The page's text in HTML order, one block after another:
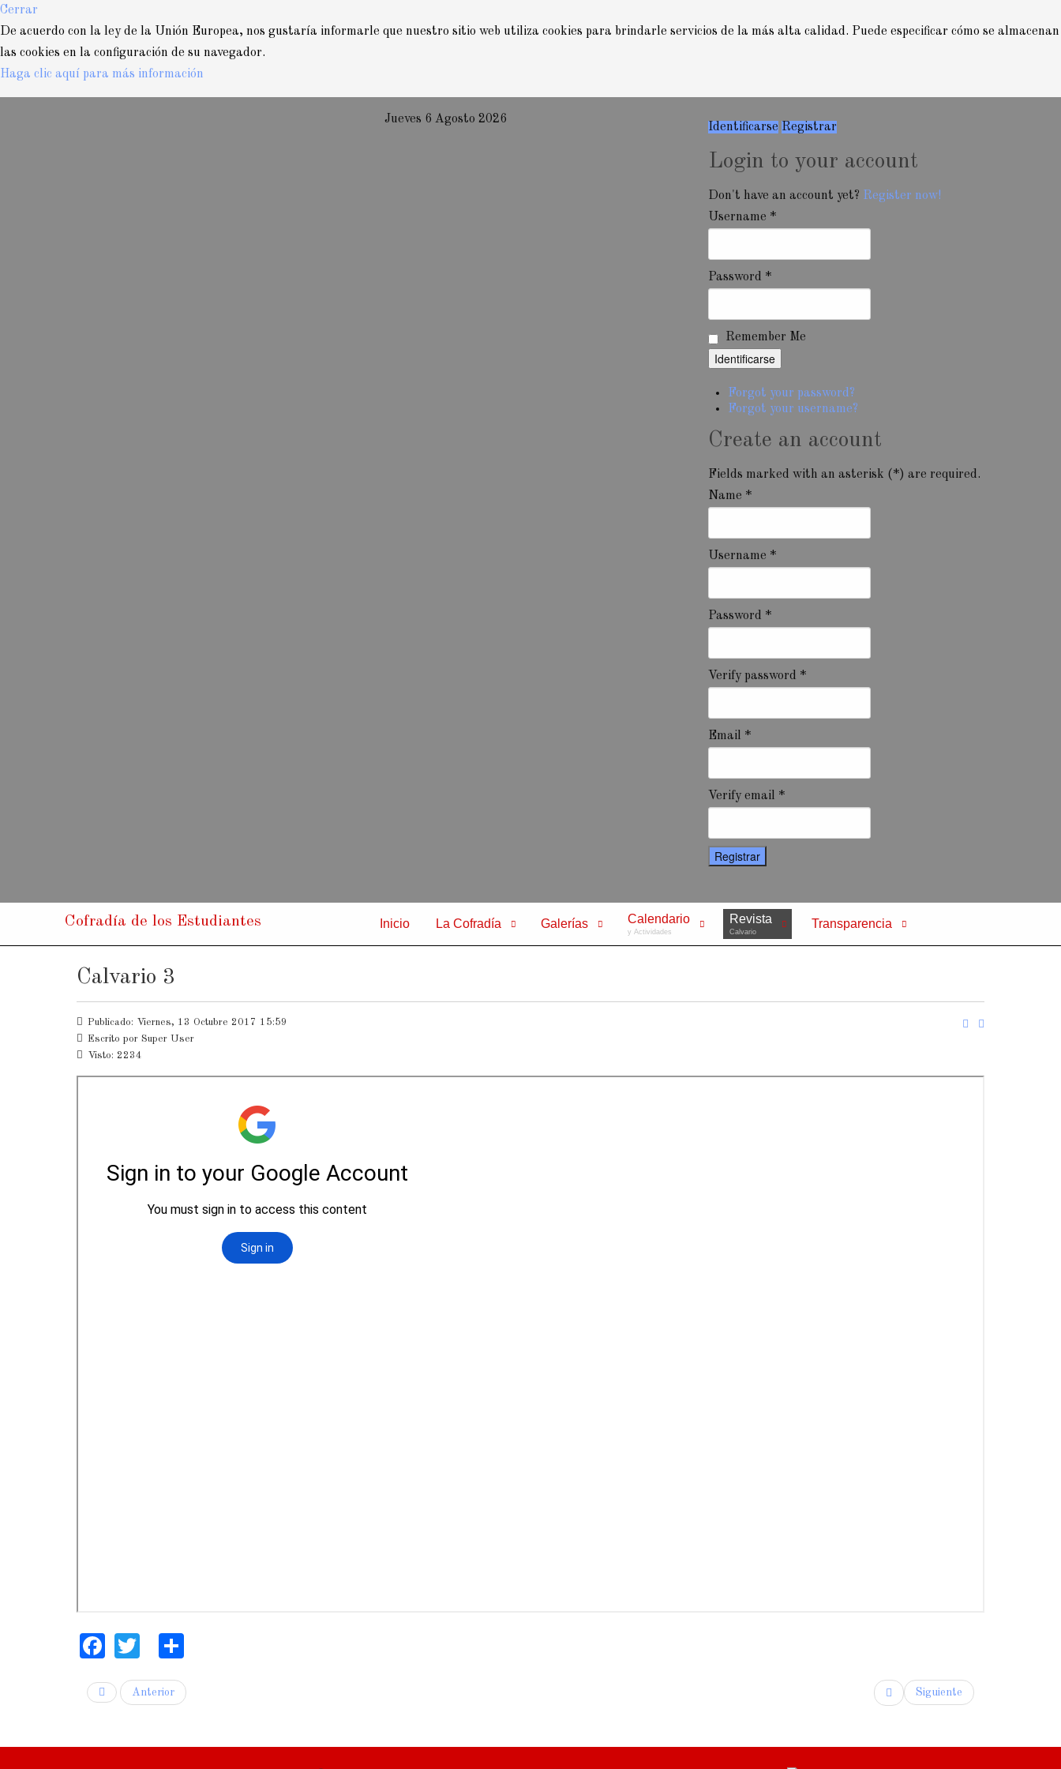
Cerrar
De acuerdo con la ley de la Unión Europea, nos gustaría informarle que nuestro sitio web utiliza cookies para brindarle servicios de la más alta calidad. Puede especificar cómo se almacenan
las cookies en la configuración de su navegador.
Haga clic aquí para más información
Jueves 6 Agosto 2026
Identificarse Registrar
Login to your account
Don't have an account yet? Register now!
Username *
Password *
Remember Me
Forgot your password?
Forgot your username?
Create an account
Fields marked with an asterisk (*) are required.
Name *
Username *
Password *
Verify password *
Email *
Verify email *
Registrar
Cofradía de los Estudiantes Inicio La Cofradía Galerías Calendario
y Actividades
Revista
Calvario
Transparencia
Calvario 3
Publicado: Viernes, 13 Octubre 2017 15:59
Escrito por Super User
Visto: 2234
Facebook
Twitter
Anterior Siguiente